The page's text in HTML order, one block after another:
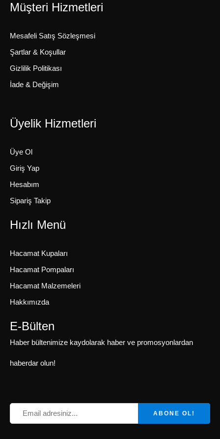
Müşteri Hizmetleri
Mesafeli Satış Sözleşmesi
Şartlar & Koşullar
Gizlilik Politikası
İade & Değişim
Üyelik Hizmetleri
Üye Ol
Giriş Yap
Hesabım
Sipariş Takip
Hızlı Menü
Hacamat Kupaları
Hacamat Pompaları
Hacamat Malzemeleri
Hakkımızda
E-Bülten
Haber bültenimize kaydolarak haber ve promosyonlardan
haberdar olun!